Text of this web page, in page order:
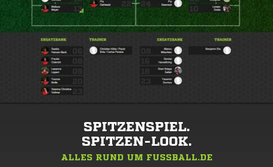
SPITZENSPIEL.
SPITZEN-LOOK.
ALLES RUND UM FUSSBALL.DE